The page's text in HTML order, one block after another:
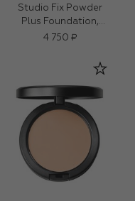
Studio Fix Powder
Plus Foundation,
оттенок N4 (12g)
4 750 ₽